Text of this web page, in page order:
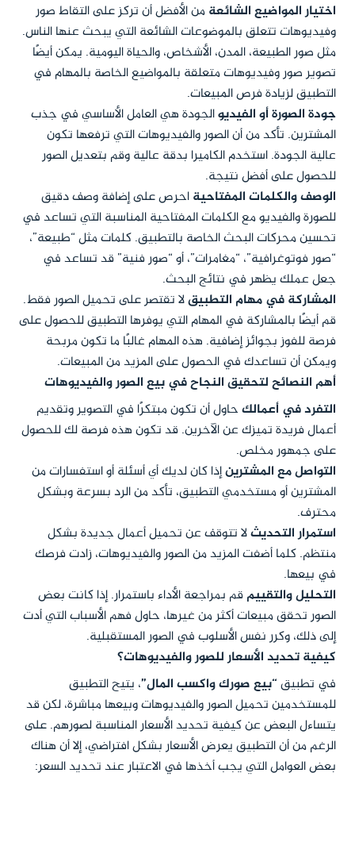
اختيار المواضيع الشائعةمن الأفضل أن تركز على التقاط صور
وفيديوهات تتعلق بالموضوعات الشائعة التي يبحث عنها الناس.
مثل صور الطبيعة، المدن، الأشخاص، والحياة اليومية. يمكن أيضًا
تصوير صور وفيديوهات متعلقة بالمواضيع الخاصة بالمهام في
التطبيق لزيادة فرص المبيعات.
جودة الصورة أو الفيديوالجودة هي العامل الأساسي في جذب
المشترين. تأكد من أن الصور والفيديوهات التي ترفعها تكون
عالية الجودة. استخدم الكاميرا بدقة عالية وقم بتعديل الصور
للحصول على أفضل نتيجة.
الوصف والكلمات المفتاحيةاحرص على إضافة وصف دقيق
للصورة والفيديو مع الكلمات المفتاحية المناسبة التي تساعد في
تحسين محركات البحث الخاصة بالتطبيق. كلمات مثل “طبيعة”،
“صور فوتوغرافية”، “مغامرات”، أو “صور فنية” قد تساعد في
جعل عملك يظهر في نتائج البحث.
المشاركة في مهام التطبيقلا تقتصر على تحميل الصور فقط.
قم أيضًا بالمشاركة في المهام التي يوفرها التطبيق للحصول على
فرصة للفوز بجوائز إضافية. هذه المهام غالبًا ما تكون مربحة
ويمكن أن تساعدك في الحصول على المزيد من المبيعات.
أهم النصائح لتحقيق النجاح في بيع الصور والفيديوهات
التفرد في أعمالكحاول أن تكون مبتكرًا في التصوير وتقديم
أعمال فريدة تميزك عن الآخرين. قد تكون هذه فرصة لك للحصول
على جمهور مخلص.
التواصل مع المشترينإذا كان لديك أي أسئلة أو استفسارات من
المشترين أو مستخدمي التطبيق، تأكد من الرد بسرعة وبشكل
محترف.
استمرار التحديثلا تتوقف عن تحميل أعمال جديدة بشكل
منتظم. كلما أضفت المزيد من الصور والفيديوهات، زادت فرصك
في بيعها.
التحليل والتقييمقم بمراجعة الأداء باستمرار. إذا كانت بعض
الصور تحقق مبيعات أكثر من غيرها، حاول فهم الأسباب التي أدت
إلى ذلك، وكرر نفس الأسلوب في الصور المستقبلية.
كيفية تحديد الأسعار للصور والفيديوهات؟
في تطبيق“بيع صورك واكسب المال”، يتيح التطبيق
للمستخدمين تحميل الصور والفيديوهات وبيعها مباشرة، لكن قد
يتساءل البعض عن كيفية تحديد الأسعار المناسبة لصورهم. على
الرغم من أن التطبيق يعرض الأسعار بشكل افتراضي، إلا أن هناك
بعض العوامل التي يجب أخذها في الاعتبار عند تحديد السعر: